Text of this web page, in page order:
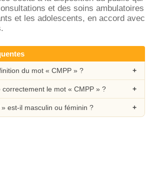
et des soins ambulatoires
et les adolescents, en accord avec
du mot « CMPP » ?
le mot « CMPP » ?
est-il masculin ou féminin ?